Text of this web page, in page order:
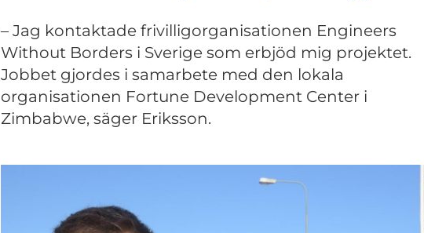
– Jag kontaktade frivilligorganisationen Engineers
Without Borders i Sverige som erbjöd mig projektet.
Jobbet gjordes i samarbete med den lokala
organisationen Fortune Development Center i
Zimbabwe, säger Eriksson.